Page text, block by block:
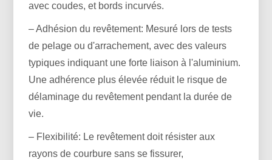
avec coudes, et bords incurvés.
– Adhésion du revêtement: Mesuré lors de tests
de pelage ou d'arrachement, avec des valeurs
typiques indiquant une forte liaison à l'aluminium.
Une adhérence plus élevée réduit le risque de
délaminage du revêtement pendant la durée de
vie.
– Flexibilité: Le revêtement doit résister aux
rayons de courbure sans se fissurer,